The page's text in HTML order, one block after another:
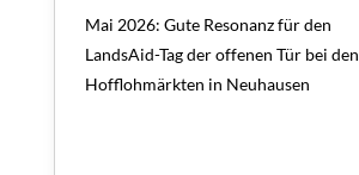
Mai 2026: Gute Resonanz für den
LandsAid-Tag der offenen Tür bei den
Hofflohmärkten in Neuhausen